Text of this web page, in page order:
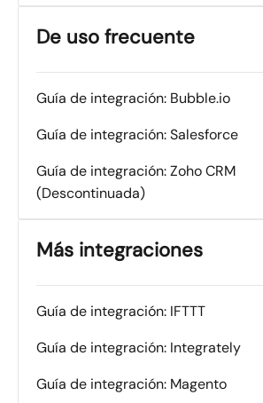
De uso frecuente
Guía de integración: Bubble.io
Guía de integración: Salesforce
Guía de integración: Zoho CRM
(Descontinuada)
Más integraciones
Guía de integración: IFTTT
Guía de integración: Integrately
Guía de integración: Magento